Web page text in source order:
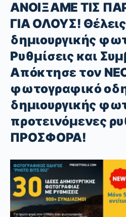
ΑΝΟΙΞΑΜΕ ΤΙΣ
ΓΙΑ ΟΛΟΥΣ!
δημιουργικής
Ρυθμίσεις και
Απόκτησε τον
φωτογραφικό
δημιουργικής
προτεινόμενες
ΠΡΟΣΦΟΡΑ!